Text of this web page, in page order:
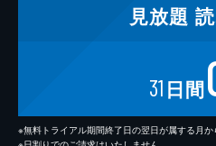
見放題
31 日間
※無料トライアル期間終了日の翌日が属する月か